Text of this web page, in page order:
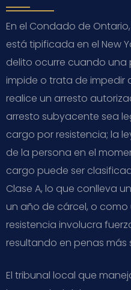
En el Condado de
está tipificada en el New
delito ocurre cuando
impide o trata de impedir
realice un arresto
arresto subyacente sea
cargo por resistencia; la
de la persona en el
cargo puede ser
Clase A, lo que conlleva
un año de cárcel, o
resistencia involucra
resultando en penas más
El tribunal local que